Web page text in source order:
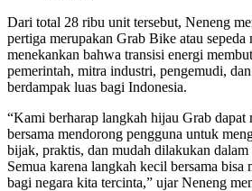
Dari total 28 ribu unit tersebut, Neneng
pertiga merupakan Grab Bike atau
menekankan bahwa transisi energi
pemerintah, mitra industri, pengemudi,
berdampak luas bagi Indonesia.
“Kami berharap langkah hijau Grab dapat
bersama mendorong pengguna untuk
bijak, praktis, dan mudah dilakukan
Semua karena langkah kecil bersama bisa
bagi negara kita tercinta,” ujar Neneng